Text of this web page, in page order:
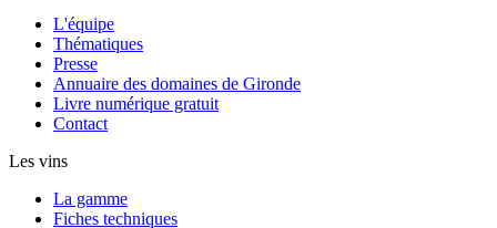
L'équipe
Thématiques
Presse
Annuaire des domaines de Gironde
Livre numérique gratuit
Contact
Les vins
La gamme
Fiches techniques